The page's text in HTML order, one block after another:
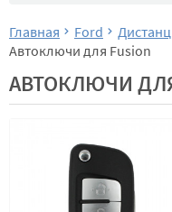
Главная Ford
Автоключи для Fusion
АВТОКЛЮЧИ ДЛЯ